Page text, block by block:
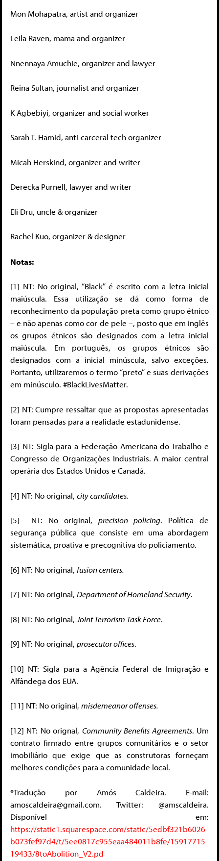
Mon Mohapatra, artist and organizer
Leila Raven, mama and organizer
Nnennaya Amuchie, organizer and lawyer
Reina Sultan, journalist and organizer
K Agbebiyi, organizer and social worker
Sarah T. Hamid, anti-carceral tech organizer
Micah Herskind, organizer and writer
Derecka Purnell, lawyer and writer
Eli Dru, uncle & organizer
Rachel Kuo, organizer & designer
Notas:
[1] NT: No original, “Black” é escrito com a letra inicial
maiúscula. Essa utilização se dá como forma de
reconhecimento da população preta como grupo étnico
– e não apenas como cor de pele –, posto que em inglês
os grupos étnicos são designados com a letra inicial
maiúscula. Em português, os grupos étnicos são
designados com a inicial minúscula, salvo exceções.
Portanto, utilizaremos o termo “preto” e suas derivações
em minúsculo. #BlackLivesMatter.
[2] NT: Cumpre ressaltar que as propostas apresentadas
foram pensadas para a realidade estadunidense.
[3] NT: Sigla para a Federação Americana do Trabalho e
Congresso de Organizações Industriais. A maior central
operária dos Estados Unidos e Canadá.
[4] NT: No original, city candidates.
[5] NT: No original, precision policing. Política de
segurança pública que consiste em uma abordagem
sistemática, proativa e precognitiva do policiamento.
[6] NT: No original, fusion centers.
[7] NT: No original, Department of Homeland Security.
[8] NT: No original, Joint Terrorism Task Force.
[9] NT: No original, prosecutor offices.
[10] NT: Sigla para a Agência Federal de Imigração e
Alfândega dos EUA.
[11] NT: No original, misdemeanor offenses.
[12] NT: No orignal, Community Benefits Agreements. Um
contrato firmado entre grupos comunitários e o setor
imobiliário que exige que as construtoras forneçam
melhores condições para a comunidade local.
*Tradução por Amós Caldeira. E-mail:
amoscaldeira@gmail.com. Twitter: @amscaldeira.
Disponível em:
https://static1.squarespace.com/static/5edbf321b6026
b073fef97d4/t/5ee0817c955eaa484011b8fe/15917715
19433/8toAbolition_V2.pd